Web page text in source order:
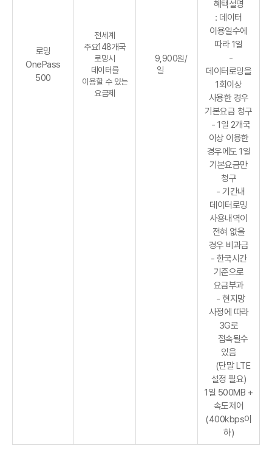
로밍
OnePass
500
전세계
주요148개국
로밍시
데이터를
이용할 수 있는
요금제
9,900원/
일
혜택설명
: 데이터
이용일수에
따라 1일
-
데이터로밍을
1회이상
사용한 경우
기본요금 청구
- 1일 2개국
이상 이용한
경우에도 1일
기본요금만
청구
- 기간내
데이터로밍
사용내역이
전혀 없을
경우 비과금
- 한국시간
기준으로
요금부과
- 현지망
사정에 따라
3G로
접속될수
있음
(단말 LTE
설정 필요)
1일 500MB +
속도제어
(400kbps이
하)